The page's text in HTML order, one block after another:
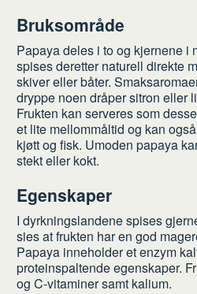
Bruksområde
Papaya deles i to og kjernene i
spises deretter naturell direkte
skiver eller båter.
dryppe noen dråper sitron eller
Frukten kan serveres som
et lite mellommåltid og kan
kjøtt og fisk. Umoden papaya
stekt eller kokt.
Egenskaper
I dyrkningslandene spises
sies at frukten har en god
Papaya inneholder et enzym
proteinspaltende egenskaper.
og C-vitaminer samt kalium.